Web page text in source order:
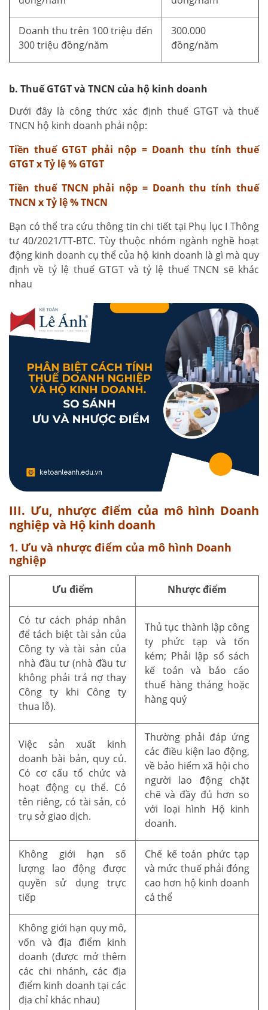
Doanh thu trên 100 triệu đến
300 triệu đồng/năm
300.000
đồng/năm
b. Thuế GTGT và TNCN của hộ kinh doanh
Dưới đây là công thức xác định thuế GTGT và thuế
TNCN hộ kinh doanh phải nộp:
Tiền thuế GTGT phải nộp = Doanh thu tính thuế
GTGT x Tỷ lệ % GTGT
Tiền thuế TNCN phải nộp = Doanh thu tính thuế
TNCN x Tỷ lệ % TNCN
Bạn có thể tra cứu thông tin chi tiết tại Phụ lục I Thông
tư 40/2021/TT-BTC. Tùy thuộc nhóm ngành nghề hoạt
động kinh doanh cụ thể của hộ kinh doanh là gì mà quy
định về tỷ lệ thuế GTGT và tỷ lệ thuế TNCN sẽ khác
nhau
III. Ưu, nhược điểm của mô hình Doanh
nghiệp và Hộ kinh doanh
1. Ưu và nhược điểm của mô hình Doanh
nghiệp
Ưu điểm Nhược điểm
Có tư cách pháp nhân
để tách biệt tài sản của
Công ty và tài sản của
nhà đầu tư (nhà đầu tư
không phải trả nợ thay
Công ty khi Công ty
thua lỗ).
Thủ tục thành lập công
ty phức tạp và tốn
kém; Phải lập sổ sách
kế toán và báo cáo
thuế hàng tháng hoặc
hàng quý
Việc sản xuất kinh
doanh bài bản, quy củ.
Có cơ cấu tổ chức và
hoạt động cụ thể. Có
tên riêng, có tài sản, có
trụ sở giao dịch.
Thường phải đáp ứng
các điều kiện lao động,
về bảo hiểm xã hội cho
người lao động chặt
chẽ và đầy đủ hơn so
với loại hình Hộ kinh
doanh.
Không giới hạn số
lượng lao động được
quyền sử dụng trực
tiếp
Chế kế toán phức tạp
và mức thuế phải đóng
cao hơn hộ kinh doanh
cá thể
Không giới hạn quy mô,
vốn và địa điểm kinh
doanh (được mở thêm
các chi nhánh, các địa
điểm kinh doanh tại các
địa chỉ khác nhau)